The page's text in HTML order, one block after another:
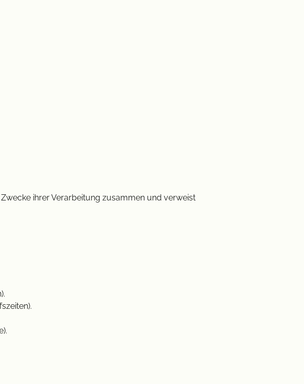
ihrer Verarbeitung zusammen und verweist